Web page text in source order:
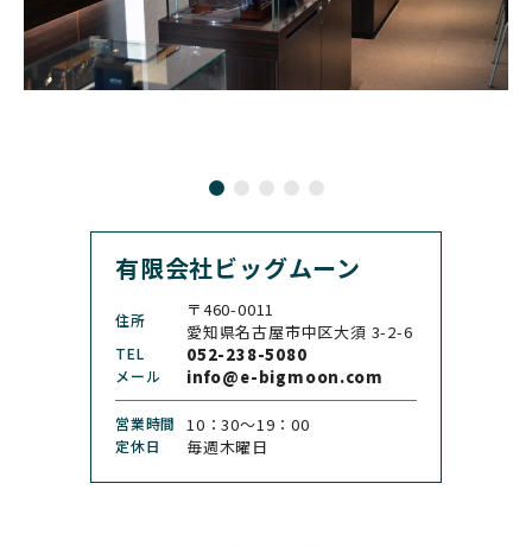
BULOVA
ブローバ
BVLGARI
ブルガリ
CHANEL
シャネル
CHOPARD
ショパール
CHRISTOPHER WARD
クリストファー・ウォー
CHRONO TOKYO
CHRONOSWISS
クロノスイス
CUERVOY SOBRINOS CVSTOS
有限会社ビッグムーン
住所
〒460-0011
愛知県名古屋市中区大須 3-2-6
TEL 052-238-5080
メール info@e-bigmoon.com
営業時間 10：30〜19：00
定休日 毎週木曜日